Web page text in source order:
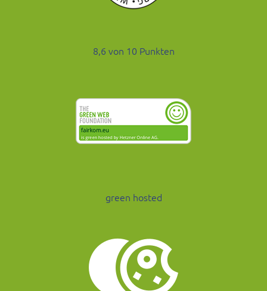
8,6 von 10 Punkten
green hosted